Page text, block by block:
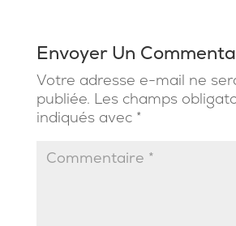
Envoyer Un
Votre adresse e-mail ne
publiée. Les champs
indiqués avec *